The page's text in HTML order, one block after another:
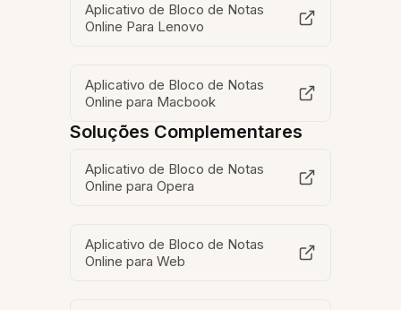
Aplicativo de Bloco de Notas
Online Para Lenovo
Aplicativo de Bloco de Notas
Online para Macbook
Soluções Complementares
Aplicativo de Bloco de Notas
Online para Opera
Aplicativo de Bloco de Notas
Online para Web